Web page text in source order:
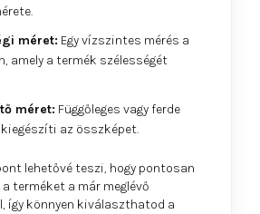
méret: Egy vízszintes mérés a
amely a termék szélességét
méret: Függőleges vagy ferde
az összképet.
lehetővé teszi, hogy pontosan
terméket a már meglévő
így könnyen kiválaszthatod a